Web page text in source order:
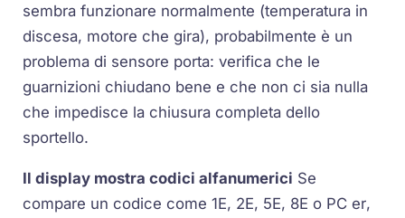
sembra funzionare normalmente (temperatura in
discesa, motore che gira), probabilmente è un
problema di sensore porta: verifica che le
guarnizioni chiudano bene e che non ci sia nulla
che impedisce la chiusura completa dello
sportello.
Il display mostra codici alfanumerici Se
compare un codice come1E, 2E, 5E, 8E o PC er,